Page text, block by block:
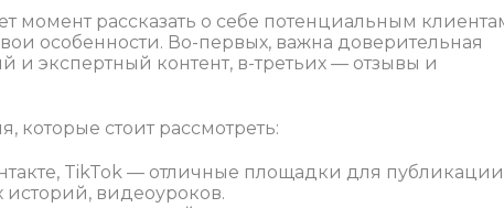
момент рассказать о себе потенциальным
особенности. Во-первых, важна доверительная
экспертный контент, в-третьих — отзывы и
которые стоит рассмотреть:
TikTok — отличные площадки для публикации
историй, видеоуроков.